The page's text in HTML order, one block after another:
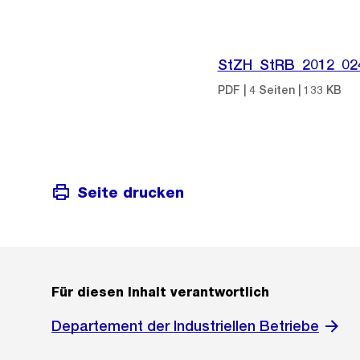
PDF | 4 Seiten | 133 KB
Seite drucken
Für diesen Inhalt verantwortlich
Departement der Industriellen Betriebe